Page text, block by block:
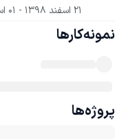
21 اسفند 1398
- 01 اسفند 1399
نمونه‌کارها
پروژه‌ها